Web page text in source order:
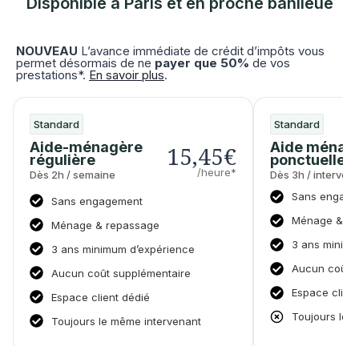
NOUVEAU L’avance immédiate de crédit d’impôts vous
permet désormais de ne payer que 50% de vos
prestations*. En savoir plus.
Standard
Aide-ménagère
régulière
Dès 2h / semaine
15,45€
/heure*
Sans engagement
Ménage & repassage
3 ans minimum d’expérience
Aucun coût supplémentaire
Espace client dédié
Toujours le même intervenant
Standard
Aide
ponctuelle
Dès 3h /
Sans
Ménage &
3 ans
Aucun coût
Espace
Toujours le